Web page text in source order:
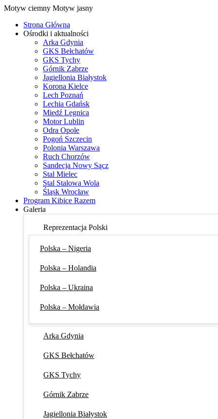
Motyw ciemny Motyw jasny
Strona Główna
Ośrodki i aktualności
Arka Gdynia
GKS Bełchatów
GKS Tychy
Górnik Zabrze
Jagiellonia Białystok
Korona Kielce
Lech Poznań
Lechia Gdańsk
Miedź Legnica
Motor Lublin
Odra Opole
Pogoń Szczecin
Polonia Warszawa
Ruch Chorzów
Sandecja Nowy Sącz
Stal Mielec
Stal Stalowa Wola
Śląsk Wrocław
Program Kibice Razem
Galeria
Reprezentacja Polski
Polska – Nigeria
Polska – Holandia
Polska – Ukraina
Polska – Mołdawia
Arka Gdynia
GKS Bełchatów
GKS Tychy
Górnik Zabrze
Jagiellonia Białystok